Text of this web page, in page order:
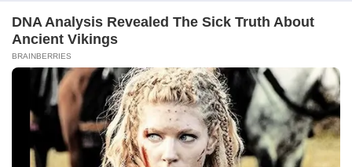
© 2026 iBilingua
Політика конфіденційності та умови користування
сайтом (Privacy Policy)